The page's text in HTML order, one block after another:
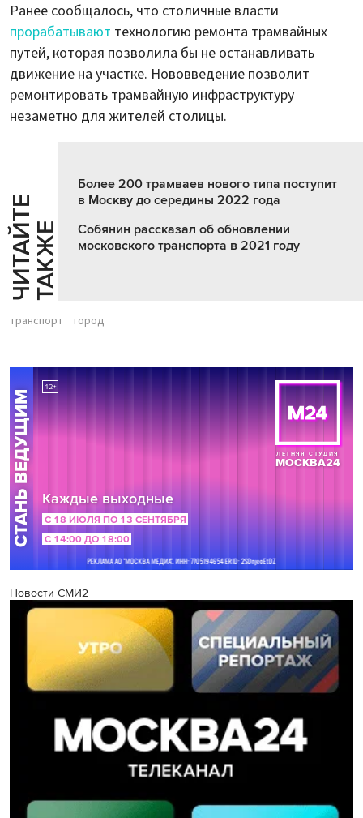
Ранее сообщалось, что столичные власти
прорабатывают технологию ремонта трамвайных
путей, которая позволила бы не останавливать
движение на участке. Нововведение позволит
ремонтировать трамвайную инфраструктуру
незаметно для жителей столицы.
Ч
И
Т
АЙ
Т
Е
Т
А
К
ЖЕ
Более 200 трамваев нового типа поступит
в Москву до середины 2022 года
Собянин рассказал об обновлении
московского транспорта в 2021 году
транспорт город
Новости СМИ2